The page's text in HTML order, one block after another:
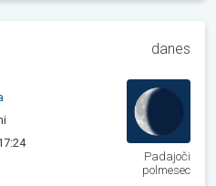
danes
Padajoči
polmesec